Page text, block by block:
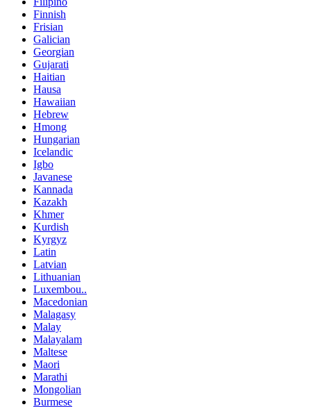
Finnish
Frisian
Galician
Georgian
Gujarati
Haitian
Hausa
Hawaiian
Hebrew
Hmong
Hungarian
Icelandic
Igbo
Javanese
Kannada
Kazakh
Khmer
Kurdish
Kyrgyz
Latin
Latvian
Lithuanian
Luxembou..
Macedonian
Malagasy
Malay
Malayalam
Maltese
Maori
Marathi
Mongolian
Burmese